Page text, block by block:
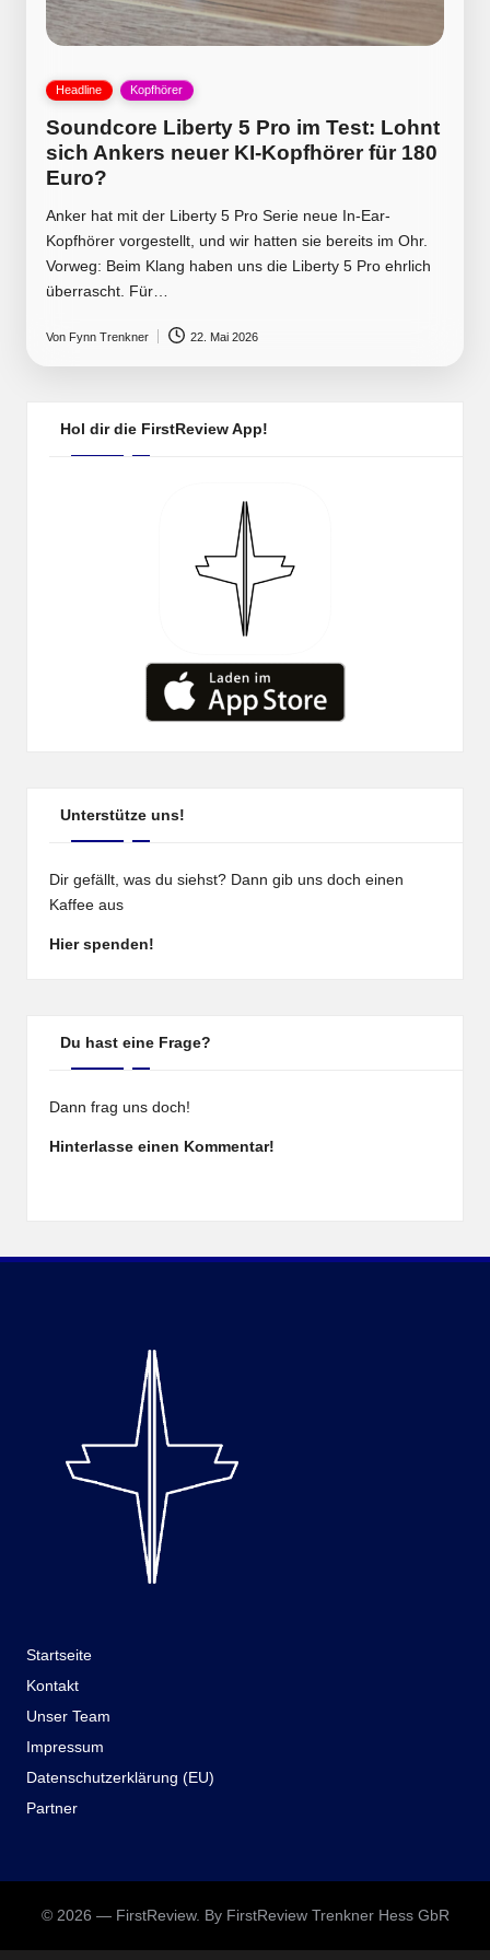
Posted
Headline Kopfhörer
Soundcore Liberty 5 Pro im Test: Lohnt
sich Ankers neuer KI-Kopfhörer für 180
Euro?
Anker hat mit der Liberty 5 Pro Serie neue In-Ear-
Kopfhörer vorgestellt, und wir hatten sie bereits im Ohr.
Vorweg: Beim Klang haben uns die Liberty 5 Pro ehrlich
überrascht. Für…
Posted
by
Von Fynn Trenkner 22. Mai 2026
Hol dir die FirstReview App!
Unterstütze uns!
Dir gefällt, was du siehst? Dann gib uns doch einen
Kaffee aus
Hier spenden!
Du hast eine Frage?
Dann frag uns doch!
Hinterlasse einen Kommentar!
Startseite
Kontakt
Unser Team
Impressum
Datenschutzerklärung (EU)
Partner
© 2026 — FirstReview. By FirstReview Trenkner Hess GbR